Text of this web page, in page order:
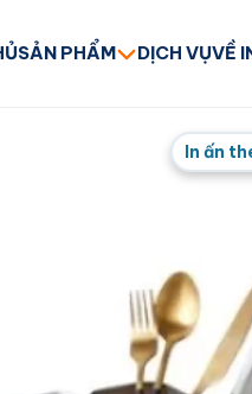
SẢN PHẨM DỊCH VỤVỀ
In ấn